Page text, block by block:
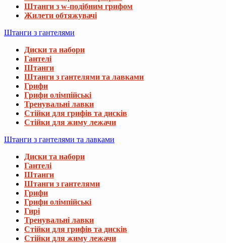
Штанги з w-подібним грифом
Жилети обтяжувачі
Штанги з гантелями
Диски та набори
Гантелі
Штанги
Штанги з гантелями та лавками
Грифи
Грифи олімпійські
Тренувальні лавки
Стійки для грифів та дисків
Стійки для жиму лежачи
Штанги з гантелями та лавками
Диски та набори
Гантелі
Штанги
Штанги з гантелями
Грифи
Грифи олімпійські
Гирі
Тренувальні лавки
Стійки для грифів та дисків
Стійки для жиму лежачи